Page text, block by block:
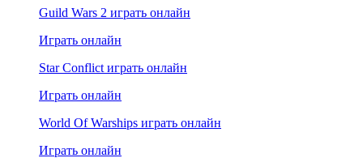
Guild Wars 2 играть онлайн
Играть онлайн
Star Conflict играть онлайн
Играть онлайн
World Of Warships играть онлайн
Играть онлайн